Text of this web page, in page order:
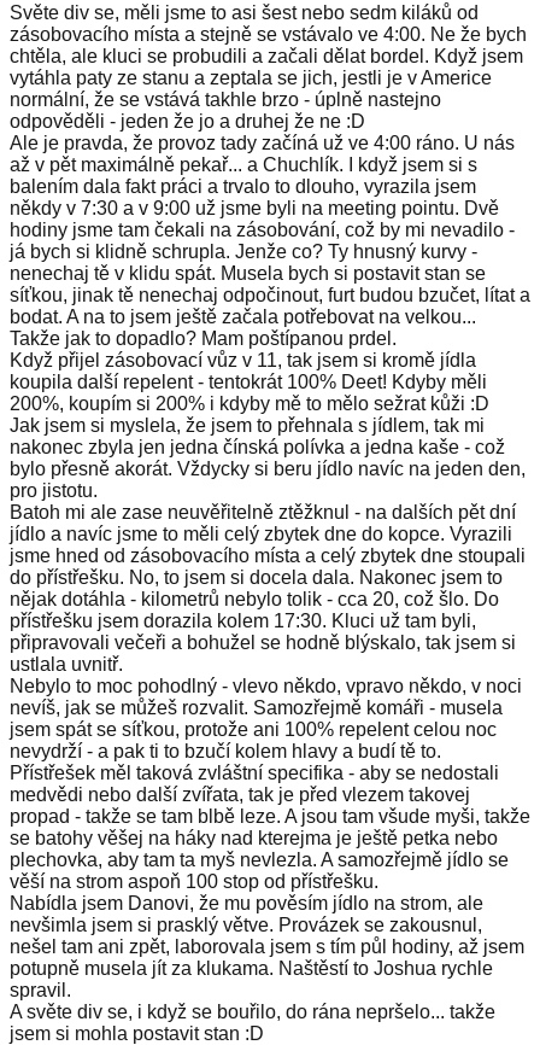
Světe div se, měli jsme to asi šest nebo sedm kiláků od
zásobovacího místa a stejně se vstávalo ve 4:00. Ne že bych
chtěla, ale kluci se probudili a začali dělat bordel. Když jsem
vytáhla paty ze stanu a zeptala se jich, jestli je v Americe
normální, že se vstává takhle brzo - úplně nastejno
odpověděli - jeden že jo a druhej že ne :D
Ale je pravda, že provoz tady začíná už ve 4:00 ráno. U nás
až v pět maximálně pekař... a Chuchlík. I když jsem si s
balením dala fakt práci a trvalo to dlouho, vyrazila jsem
někdy v 7:30 a v 9:00 už jsme byli na meeting pointu. Dvě
hodiny jsme tam čekali na zásobování, což by mi nevadilo -
já bych si klidně schrupla. Jenže co? Ty hnusný kurvy -
nenechaj tě v klidu spát. Musela bych si postavit stan se
síťkou, jinak tě nenechaj odpočinout, furt budou bzučet, lítat a
bodat. A na to jsem ještě začala potřebovat na velkou...
Takže jak to dopadlo? Mam poštípanou prdel.
Když přijel zásobovací vůz v 11, tak jsem si kromě jídla
koupila další repelent - tentokrát 100% Deet! Kdyby měli
200%, koupím si 200% i kdyby mě to mělo sežrat kůži :D
Jak jsem si myslela, že jsem to přehnala s jídlem, tak mi
nakonec zbyla jen jedna čínská polívka a jedna kaše - což
bylo přesně akorát. Vždycky si beru jídlo navíc na jeden den,
pro jistotu.
Batoh mi ale zase neuvěřitelně ztěžknul - na dalších pět dní
jídlo a navíc jsme to měli celý zbytek dne do kopce. Vyrazili
jsme hned od zásobovacího místa a celý zbytek dne stoupali
do přístřešku. No, to jsem si docela dala. Nakonec jsem to
nějak dotáhla - kilometrů nebylo tolik - cca 20, což šlo. Do
přístřešku jsem dorazila kolem 17:30. Kluci už tam byli,
připravovali večeři a bohužel se hodně blýskalo, tak jsem si
ustlala uvnitř.
Nebylo to moc pohodlný - vlevo někdo, vpravo někdo, v noci
nevíš, jak se můžeš rozvalit. Samozřejmě komáři - musela
jsem spát se síťkou, protože ani 100% repelent celou noc
nevydrží - a pak ti to bzučí kolem hlavy a budí tě to.
Přístřešek měl taková zvláštní specifika - aby se nedostali
medvědi nebo další zvířata, tak je před vlezem takovej
propad - takže se tam blbě leze. A jsou tam všude myši, takže
se batohy věšej na háky nad kterejma je ještě petka nebo
plechovka, aby tam ta myš nevlezla. A samozřejmě jídlo se
věší na strom aspoň 100 stop od přístřešku.
Nabídla jsem Danovi, že mu pověsím jídlo na strom, ale
nevšimla jsem si prasklý větve. Provázek se zakousnul,
nešel tam ani zpět, laborovala jsem s tím půl hodiny, až jsem
potupně musela jít za klukama. Naštěstí to Joshua rychle
spravil.
A světe div se, i když se bouřilo, do rána nepršelo... takže
jsem si mohla postavit stan :D